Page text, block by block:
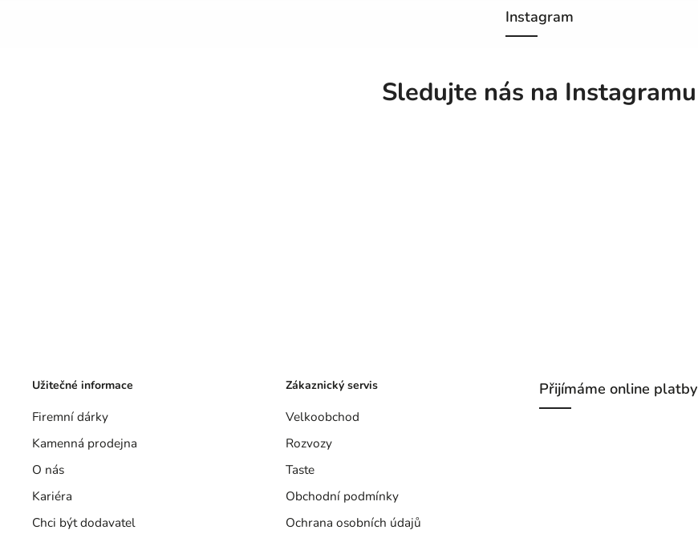
Instagram
Sledujte nás na Instagramu
Užitečné informace
Firemní dárky
Kamenná prodejna
O nás
Kariéra
Chci být dodavatel
Zákaznický servis
Velkoobchod
Rozvozy
Taste
Obchodní podmínky
Ochrana osobních údajů
Přijímáme online platby